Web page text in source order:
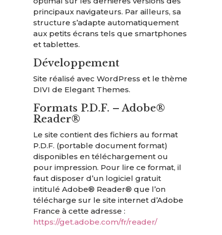
principaux navigateurs. Par ailleurs, sa
structure s’adapte automatiquement
aux petits écrans tels que smartphones
et tablettes.
Développement
Site réalisé avec WordPress et le thème
DIVI de Elegant Themes.
Formats P.D.F. – Adobe®
Reader®
Le site contient des fichiers au format
P.D.F. (portable document format)
disponibles en téléchargement ou
pour impression. Pour lire ce format, il
faut disposer d’un logiciel gratuit
intitulé Adobe® Reader® que l’on
télécharge sur le site internet d’Adobe
France à cette adresse :
https://get.adobe.com/fr/reader/